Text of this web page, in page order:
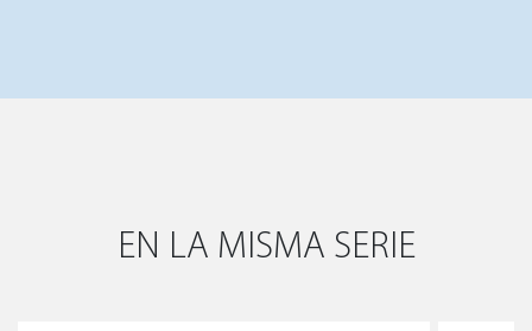
EN LA MISMA SERIE